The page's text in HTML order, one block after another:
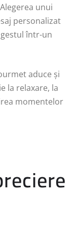
unui
personalizat
într-un
aduce și
la relaxare, la
momentelor